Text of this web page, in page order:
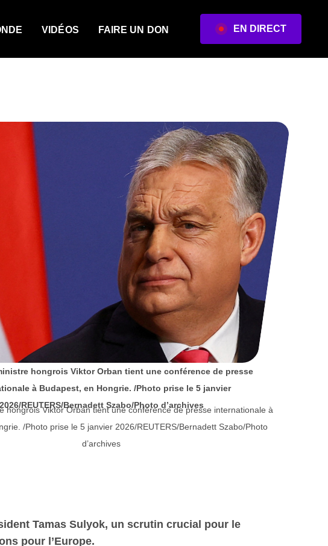
VIDÉOS FAIRE UN DON EN DIRECT
hongrois Viktor Orban tient une conférence de presse
à Budapest, en Hongrie. /Photo prise le 5 janvier
2026/REUTERS/Bernadett Szabo/Photo d’archives
hongrois Viktor Orban tient une conférence de presse internationale à
/Photo prise le 5 janvier 2026/REUTERS/Bernadett Szabo/Photo
d’archives
Tamas Sulyok, un scrutin crucial pour le
pour l’Europe.